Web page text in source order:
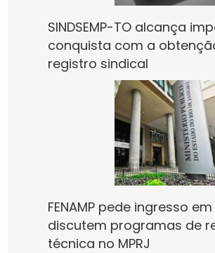
SINDSEMP-TO alcança
conquista com a
registro sindical
FENAMP pede ingresso
discutem programas de
técnica no MPRJ